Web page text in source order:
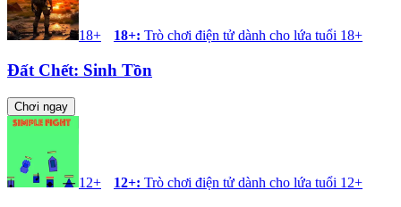
18+ 18+: Trò chơi điện tử dành cho lứa tuổi 18+
Đất Chết: Sinh Tồn
Chơi ngay
12+ 12+: Trò chơi điện tử dành cho lứa tuổi 12+